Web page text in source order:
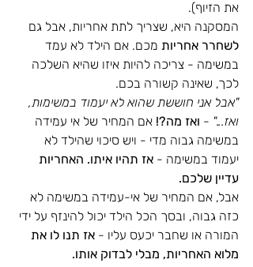
את הזיוף).
המסקנה היא, שצריך לתת אחריות, אבל גם
לשחרר אחריות מכם. אם הילד לא עמד
במשימה - צריכה להיות איזו שהיא השלכה
לכך, שאינה קשורה בכם.
"אבל אני חוששת שהוא לא יעמוד במשימות,
ואז..." - ואז מה?! אם המחיר של אי עמידה
במשימה גבוה מדי - ויש סיכוי שהילד לא
יעמוד במשימה - אז תהיו איתו. האחריות
עדיין שלכם.
אבל, אם המחיר של אי-עמידה במשימה לא
כזה גבוה, ובסך הכל הילד יכול להינזף על ידי
המורה או שחבר יכעס עליו - אז תנו לו את
מלוא האחריות, מבלי לבדוק אותו.